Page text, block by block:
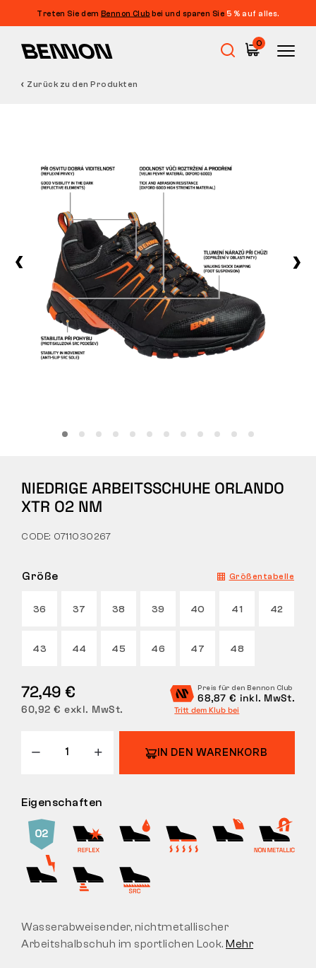
Treten Sie dem Bennon Club bei und sparen Sie 5 % auf alles.
0
Outdoor
Freizeitschuhe
Tactical
ÜBER UNS
RÜCKGABE
Zurück zu den Produkten
NIEDRIGE ARBEITSSCHUHE ORLANDO
XTR O2 NM
CODE: 0711030267
Größe Größentabelle
36 37 38 39 40 41 42
43 44 45 46 47 48
72,49 €
60,92 € exkl. MwSt.
Preis für den Bennon Club
68,87 € inkl. MwSt.
Tritt dem Klub bei
IN DEN WARENKORB
Eigenschaften
Wasserabweisender, nichtmetallischer
Arbeitshalbschuh im sportlichen Look. Mehr